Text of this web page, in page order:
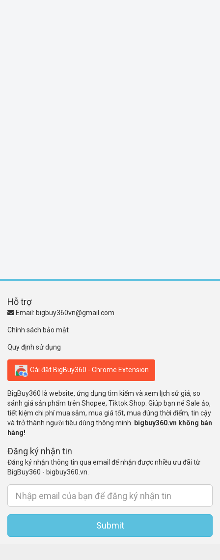
Hỗ trợ
Email: bigbuy360vn@gmail.com
Chính sách bảo mật
Quy định sử dụng
Cài đặt BigBuy360 - Chrome Extension
BigBuy360 là website, ứng dụng tìm kiếm và xem lịch sử giá, so
sánh giá sản phẩm trên Shopee, Tiktok Shop. Giúp bạn né Sale ảo,
tiết kiệm chi phí mua sắm, mua giá tốt, mua đúng thời điểm, tin cậy
và trở thành người tiêu dùng thông minh.
bigbuy360.vn không bán
hàng!
Đăng ký nhận tin
Đăng ký nhận thông tin qua email để nhận được nhiều ưu đãi từ
BigBuy360 - bigbuy360.vn.
Submit